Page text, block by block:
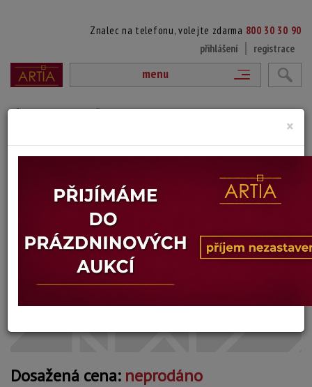
Znalec na telefonu, volejte zdarma 800 30 30 90
přihlášení
registrace
menu
přejít na výpis položek aukce
EXPRESIONISTICKÁ KRAJINA
(1911 Praha - 1982 Praha)
Signováno a datováno vpravo dole, volná deska
Technika: akryl, datace: 1976
Šířka: 49,5 cm, výška: 21,5 cm
Dosažená cena: neprodáno
×